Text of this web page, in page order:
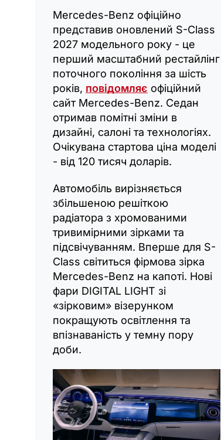
Mercedes-Benz офіційно
представив оновлений S-Class
2027 модельного року - це
перший масштабний рестайлінг
поточного покоління за шість
років, повідомляє офіційний
сайт Mercedes-Benz. Седан
отримав помітні зміни в
дизайні, салоні та технологіях.
Очікувана стартова ціна моделі
- від 120 тисяч доларів.
Автомобіль вирізняється
збільшеною решіткою
радіатора з хромованими
тривимірними зірками та
підсвічуванням. Вперше для S-
Class світиться фірмова зірка
Mercedes-Benz на капоті. Нові
фари DIGITAL LIGHT зі
«зірковим» візерунком
покращують освітлення та
впізнаваність у темну пору
доби.